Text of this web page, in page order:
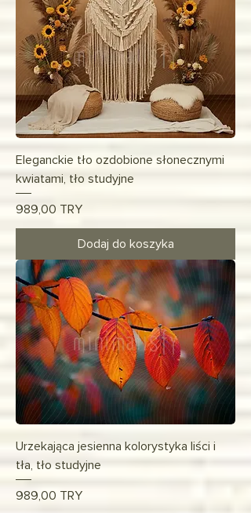
Eleganckie tło ozdobione słonecznymi
kwiatami, tło studyjne
Cena
989,00 TRY
Dodaj do koszyka
Urzekająca jesienna kolorystyka liści i
tła, tło studyjne
Cena
989,00 TRY